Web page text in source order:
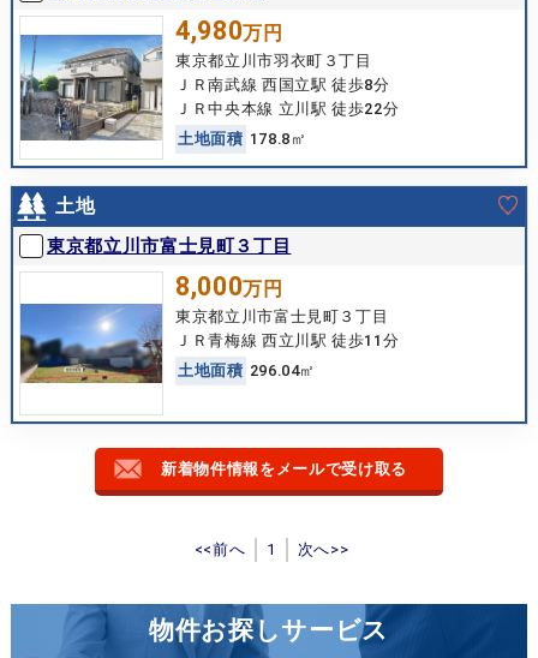
4,980万円
東京都立川市羽衣町３丁目
ＪＲ南武線 西国立駅 徒歩8分
ＪＲ中央本線 立川駅 徒歩22分
土地面積 178.8㎡
土地
東京都立川市富士見町３丁目
8,000万円
東京都立川市富士見町３丁目
ＪＲ青梅線 西立川駅 徒歩11分
土地面積 296.04㎡
新着物件情報をメールで受け取る
<<前へ 1 次へ>>
物件お探しサービス